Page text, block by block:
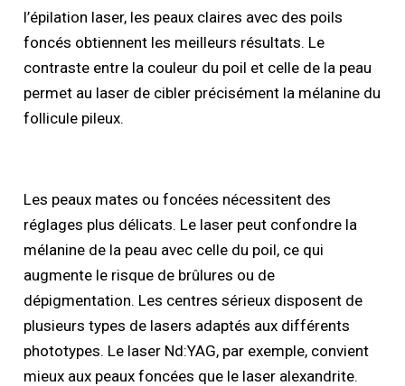
l’épilation laser, les peaux claires avec des poils
foncés obtiennent les meilleurs résultats. Le
contraste entre la couleur du poil et celle de la peau
permet au laser de cibler précisément la mélanine du
follicule pileux.
Les peaux mates ou foncées nécessitent des
réglages plus délicats. Le laser peut confondre la
mélanine de la peau avec celle du poil, ce qui
augmente le risque de brûlures ou de
dépigmentation. Les centres sérieux disposent de
plusieurs types de lasers adaptés aux différents
phototypes. Le laser Nd:YAG, par exemple, convient
mieux aux peaux foncées que le laser alexandrite.